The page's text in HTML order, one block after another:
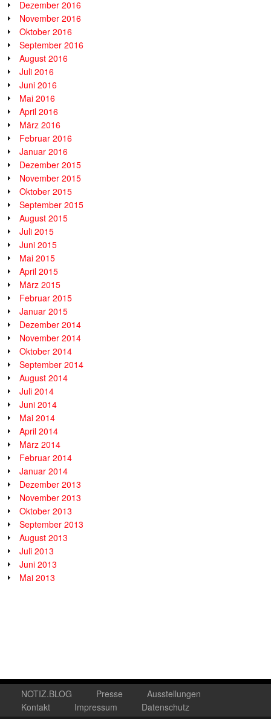
Dezember 2016
November 2016
Oktober 2016
September 2016
August 2016
Juli 2016
Juni 2016
Mai 2016
April 2016
März 2016
Februar 2016
Januar 2016
Dezember 2015
November 2015
Oktober 2015
September 2015
August 2015
Juli 2015
Juni 2015
Mai 2015
April 2015
März 2015
Februar 2015
Januar 2015
Dezember 2014
November 2014
Oktober 2014
September 2014
August 2014
Juli 2014
Juni 2014
Mai 2014
April 2014
März 2014
Februar 2014
Januar 2014
Dezember 2013
November 2013
Oktober 2013
September 2013
August 2013
Juli 2013
Juni 2013
Mai 2013
NOTIZ.BLOG Presse
Ausstellungen
Kontakt
Impressum Datenschutz